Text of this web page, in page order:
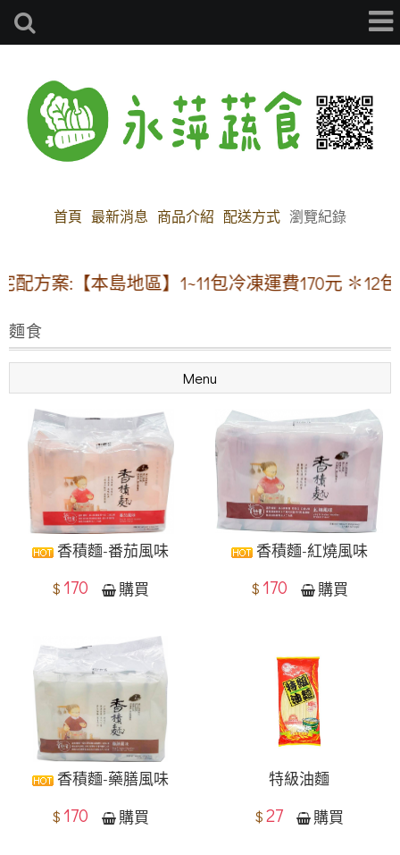
首頁 最新消息 商品介紹 配送方式 瀏覽紀錄
方案:【本島地區】1~11包冷凍運費170元 ✽12包
麵食
Menu
香積麵-番茄風味
$ 170 購買
香積麵-紅燒風味
$ 170 購買
香積麵-藥膳風味
$ 170 購買
特級油麵
$27 購買